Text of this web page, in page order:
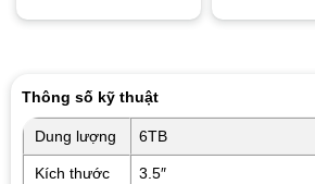
Thông số kỹ thuật
Dung lượng 6TB
Kích thước 3.5″